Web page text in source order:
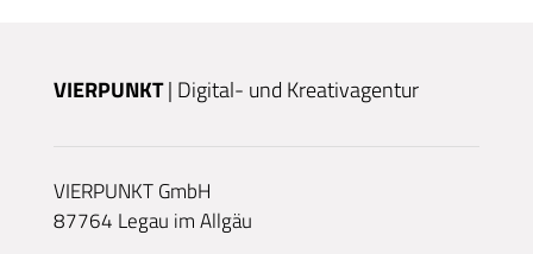
VIERPUNKT| Digital- und Kreativagentur
VIERPUNKT GmbH
87764 Legau im Allgäu